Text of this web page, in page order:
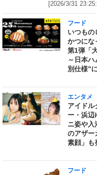
[2026/3/31
フード
いつもの
かつにな
第1弾「
～日本
別仕様”
エンタメ
アイド
ー・浜辺
ニ姿や
のアザー
素顔」も
フード